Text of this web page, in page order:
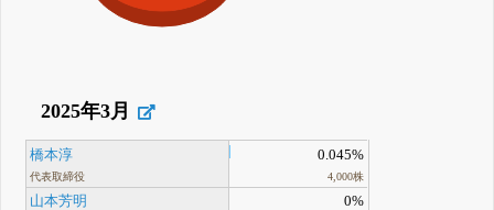
2025年3月
橋本淳
代表取締役
0.045%
4,000株
山本芳明 0%